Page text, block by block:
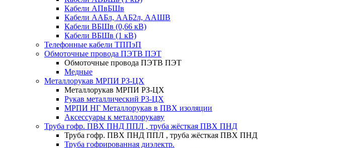
Кабели АПвБШв
Кабели ААБл, ААБ2л, ААШВ
Кабели ВБШв (0,66 кВ)
Кабели ВБШв (1 кВ)
Телефонные кабели ТППэП
Обмоточные провода ПЭТВ ПЭТ
Обмоточные провода ПЭТВ ПЭТ
Медные
Металлорукав МРПИ РЗ-ЦХ
Металлорукав МРПИ РЗ-ЦХ
Рукав металлический Р3-ЦХ
МРПИ НГ Металлорукав в ПВХ изоляции
Аксессуары к металлорукаву
Труба гофр. ПВХ ПНД ППЛ , труба жёсткая ПВХ ПНД
Труба гофр. ПВХ ПНД ППЛ , труба жёсткая ПВХ ПНД
Труба гофрированная диэлектр.